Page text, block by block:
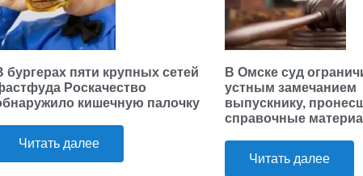
бургерах пяти крупных сетей
Роскачество
кишечную палочку
Читать далее
В Омске суд
устным замечанием
выпускнику,
справочные
Читать далее